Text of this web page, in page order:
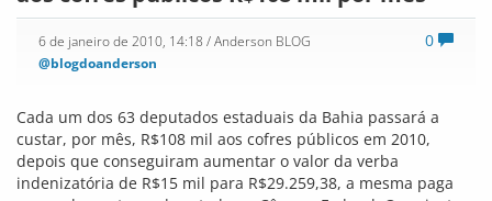
Outros R$12,5 mil são referentes ao salário. Os
passagens aéreas e R$3 mil para serem utilizados em
combustível.Tribuna da Conquista